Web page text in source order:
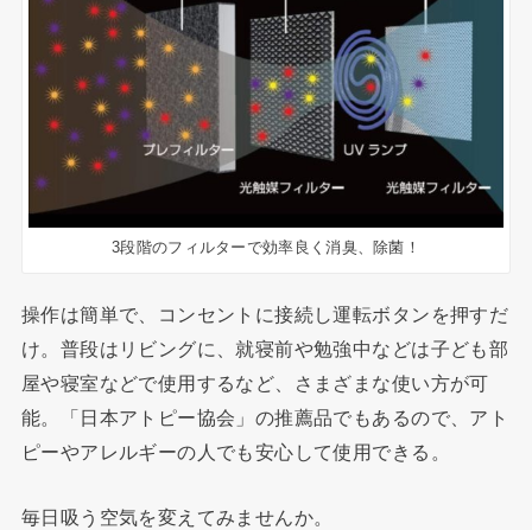
3段階のフィルターで効率良く消臭、除菌！
操作は簡単で、コンセントに接続し運転ボタンを押すだ
け。普段はリビングに、就寝前や勉強中などは子ども部
屋や寝室などで使用するなど、さまざまな使い方が可
能。「日本アトピー協会」の推薦品でもあるので、アト
ピーやアレルギーの人でも安心して使用できる。
毎日吸う空気を変えてみませんか。